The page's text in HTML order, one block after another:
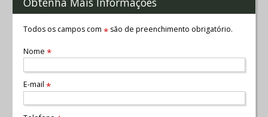
Todos os campos com *são de preenchimento obrigatório.
Nome *
E-mail *